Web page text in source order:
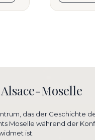
Moselle
das der Geschichte
Moselle während der
ist.